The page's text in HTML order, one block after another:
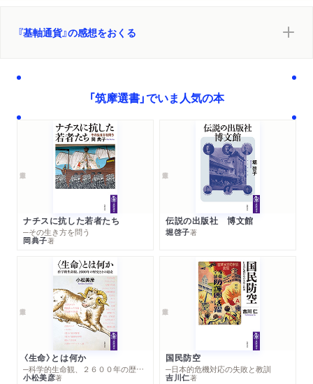
あとがき
プ大統領が"追加関税"を連発する本当の理由」
日本経済新聞で紹介されました。
『基軸通貨』の感想をおくる
「筑摩選書」でいま人気の本
ナチスに抗した若者たち
─その生き方を問う
岡典子著
伝説の出版社 博文館
堀啓子著
〈生命〉とは何か
─科学的生命観、２６００年の歴史とその超克
小松美彦著
国民防空
─日本的危機対応の失敗と教訓
吉川仁著